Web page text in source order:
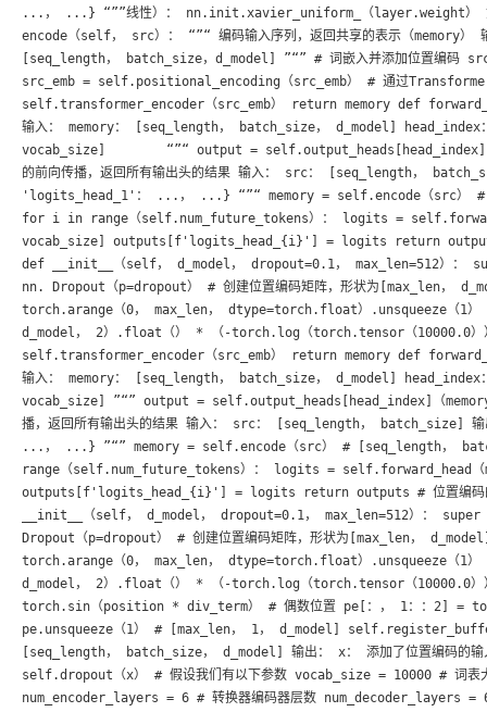
...， ...} “””线性）： nn.init.xavier_uniform_（layer.weight
encode（self， src）： “”“ 编码输入序列，返回共享的表示（
[seq_length， batch_size，d_model] ”“” # 词嵌入并添加位置编
src_emb = self.positional_encoding（src_emb） # 通过Transformer
self.transformer_encoder（src_emb） return memory def
输入： memory： [seq_length， batch_size， d_model]
vocab_size]        “”“ output = self.output_heads[head_index]
的前向传播，返回所有输出头的结果 输入： src： [seq_length，
'logits_head_1'： ...， ...} “”“ memory = self.encode（src
for i in range（self.num_future_tokens）： logits =
vocab_size] outputs[f'logits_head_{i}'] = logits return outputs
def __init__（self， d_model， dropout=0.1， max_len=512）
nn. Dropout（p=dropout） # 创建位置编码矩阵，形状为[max_len
torch.arange（0， max_len， dtype=torch.float）.unsqueeze（1
d_model， 2）.float（） * （-torch.log（torch.tensor（10000.0））
self.transformer_encoder（src_emb） return memory def
输入： memory： [seq_length， batch_size， d_model]
vocab_size] ”“” output = self.output_heads[head_index]（
播，返回所有输出头的结果 输入： src： [seq_length，
...， ...} ”“” memory = self.encode（src） # [seq_length，
range（self.num_future_tokens）： logits = self.forward_head
outputs[f'logits_head_{i}'] = logits return outputs # 位置编码
__init__（self， d_model， dropout=0.1， max_len=512）：
Dropout（p=dropout） # 创建位置编码矩阵，形状为[max_len，
torch.arange（0， max_len， dtype=torch.float）.unsqueeze（1
d_model， 2）.float（） * （-torch.log（torch.tensor（10000.0）
torch.sin（position * div_term） # 偶数位置 pe[：， 1：：2] =
pe.unsqueeze（1） # [max_len， 1， d_model]
[seq_length， batch_size， d_model] 输出： x： 添加了位置编
self.dropout（x） # 假设我们有以下参数 vocab_size = 10000 # 词表
num_encoder_layers = 6 # 转换器编码器层数 num_decoder_layers = 6